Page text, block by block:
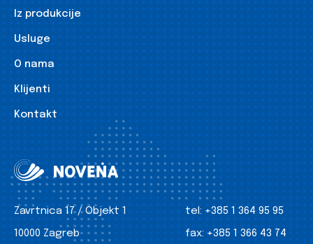
Iz produkcije
Usluge
O nama
Klijenti
Kontakt
Zavrtnica 17 / Objekt 1
10000 Zagreb
tel: +385 1 364 95 95
fax: +385 1 366 43 74